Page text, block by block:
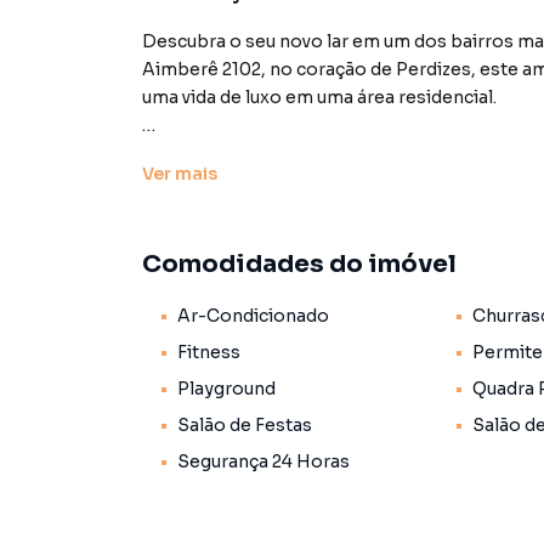
Descubra o seu novo lar em um dos bairros
Aimberê 2102, no coração de Perdizes, este
uma vida de luxo em uma área residencial.
100 apartamentos, o que garante privacidade
o folego, este espaçoso apartamento é ideal
Para o seu lazer e bem-estar, o condomínio
massagem, academia, salão de festas,
churrasqueira, quadra, e um jardim
vagas de garagem, uma vaga no subsolo e
para seus veículos. Além disso, o
Ver mais
Comodidades do imóvel
Ar-Condicionado
Fitness
Playground
Quadra
Salão de Festas
Salão
Segurança 24 Horas